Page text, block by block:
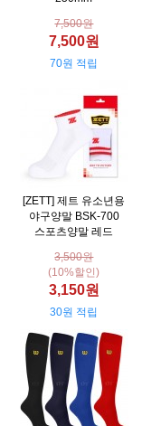
7,500원
7,500원
70원 적립
[ZETT] 제트 유소년용
야구양말 BSK-700
스포츠양말 레드
3,500원
(10%할인)
3,150원
30원 적립